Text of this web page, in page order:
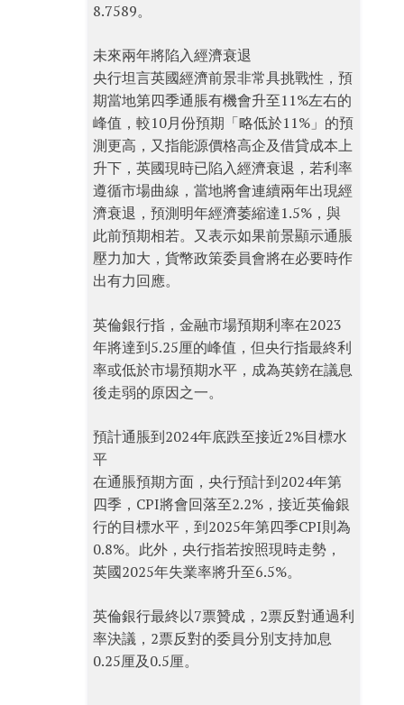
8.7589。
未來兩年將陷入經濟衰退
央行坦言英國經濟前景非常具挑戰性，預
期當地第四季通脹有機會升至11%左右的
峰值，較10月份預期「略低於11%」的預
測更高，又指能源價格高企及借貸成本上
升下，英國現時已陷入經濟衰退，若利率
遵循市場曲線，當地將會連續兩年出現經
濟衰退，預測明年經濟萎縮達1.5%，與
此前預期相若。又表示如果前景顯示通脹
壓力加大，貨幣政策委員會將在必要時作
出有力回應。
英倫銀行指，金融市場預期利率在2023
年將達到5.25厘的峰值，但央行指最終利
率或低於市場預期水平，成為英鎊在議息
後走弱的原因之一。
預計通脹到2024年底跌至接近2%目標水
平
在通脹預期方面，央行預計到2024年第
四季，CPI將會回落至2.2%，接近英倫銀
行的目標水平，到2025年第四季CPI則為
0.8%。此外，央行指若按照現時走勢，
英國2025年失業率將升至6.5%。
英倫銀行最終以7票贊成，2票反對通過利
率決議，2票反對的委員分別支持加息
0.25厘及0.5厘。